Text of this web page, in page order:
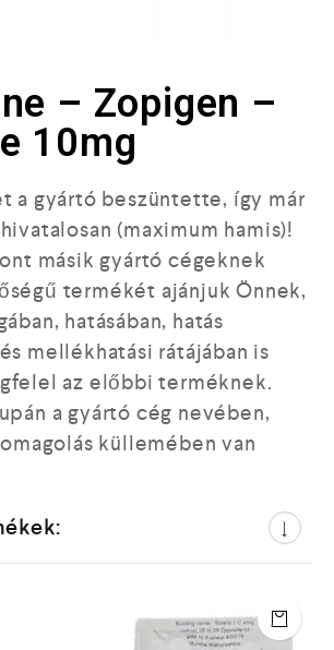
– Zopigen –
10mg
a gyártó beszüntette, így már
(maximum hamis)!
másik gyártó cégeknek
termékét ajánjuk Önnek,
hatásában, hatás
mellékhatási rátájában is
az előbbi terméknek.
a gyártó cég nevében,
küllemében van